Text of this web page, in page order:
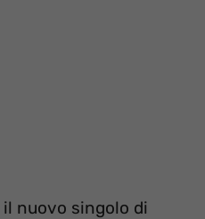
nuovo singolo di